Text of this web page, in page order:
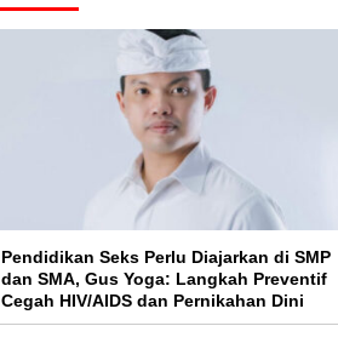
Pendidikan Seks Perlu Diajarkan di SMP
dan SMA, Gus Yoga: Langkah Preventif
Cegah HIV/AIDS dan Pernikahan Dini